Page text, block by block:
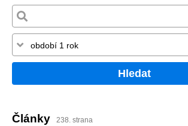
Hledat
Články 238. strana